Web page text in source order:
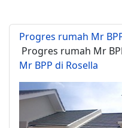
Progres rumah Mr
Progres rumah Mr
Mr BPP di Rosella